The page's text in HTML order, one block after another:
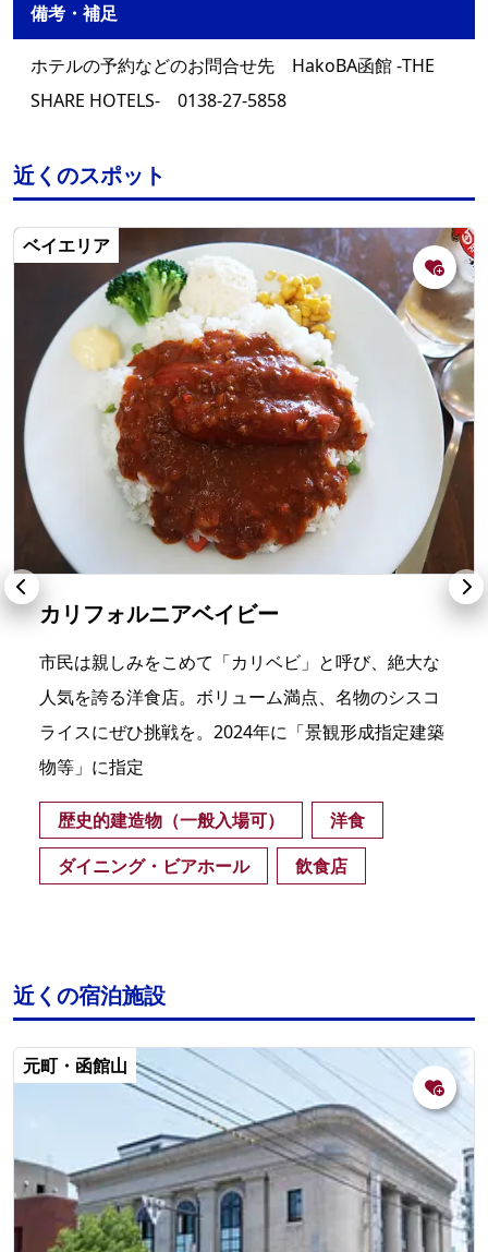
備考・補足
ホテルの予約などのお問合せ先 HakoBA函館 -THE
SHARE HOTELS- 0138-27-5858
近くのスポット
ベイエリア
カリフォルニアベイビー
市民は親しみをこめて「カリベビ」と呼び、絶大な
人気を誇る洋食店。ボリューム満点、名物のシスコ
ライスにぜひ挑戦を。2024年に「景観形成指定建築
物等」に指定
歴史的建造物（一般入場可）
洋食
ダイニング・ビアホール
飲食店
近くの宿泊施設
元町・函館山